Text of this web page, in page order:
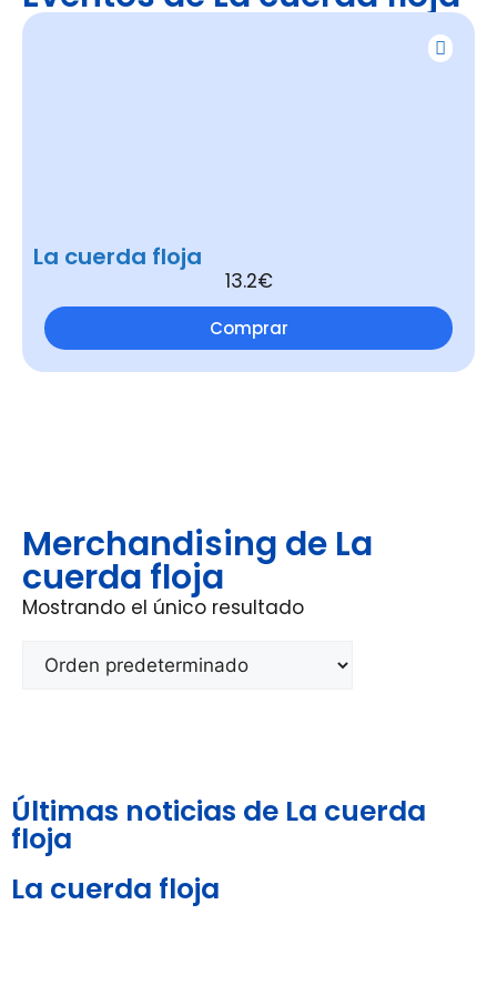
La cuerda floja
13.2€
Comprar
Merchandising de La
cuerda floja
Mostrando el único resultado
Últimas noticias de La cuerda
floja
La cuerda floja